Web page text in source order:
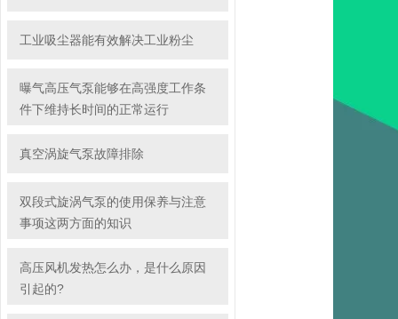
工业吸尘器能有效解决工业粉尘
曝气高压气泵能够在高强度工作条
件下维持长时间的正常运行
真空涡旋气泵故障排除
双段式旋涡气泵的使用保养与注意
事项这两方面的知识
高压风机发热怎么办，是什么原因
引起的?